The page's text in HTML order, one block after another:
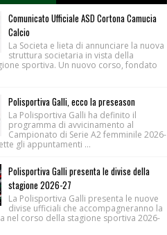
Comunicato Ufficiale ASD Cortona Camucia
Calcio
La Societa e lieta di annunciare la nuova
struttura societaria in vista della
sportiva. Un nuovo corso, fondato
Polisportiva Galli, ecco la preseason
La Polisportiva Galli ha definito il
programma di avvicinamento al
Campionato di Serie A2 femminile 2026-
gli appuntamenti ...
Polisportiva Galli presenta le divise della
stagione 2026-27
La Polisportiva Galli presenta le nuove
divise ufficiali che accompagneranno la
nel corso della stagione sportiva 2026-